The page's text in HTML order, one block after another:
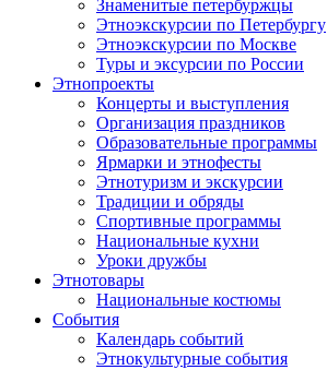
Знаменитые петербуржцы
Этноэкскурсии по Петербургу
Этноэкскурсии по Москве
Туры и эксурсии по России
Этнопроекты
Концерты и выступления
Организация праздников
Образовательные программы
Ярмарки и этнофесты
Этнотуризм и экскурсии
Традиции и обряды
Спортивные программы
Национальные кухни
Уроки дружбы
Этнотовары
Национальные костюмы
События
Календарь событий
Этнокультурные события